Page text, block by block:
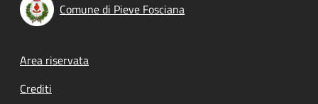
Comune di Pieve Fosciana
Footer menu
Area riservata
Crediti